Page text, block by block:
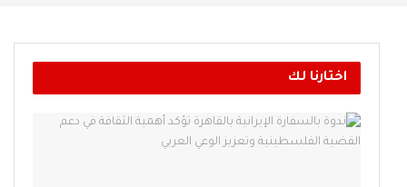
اختارنا لك